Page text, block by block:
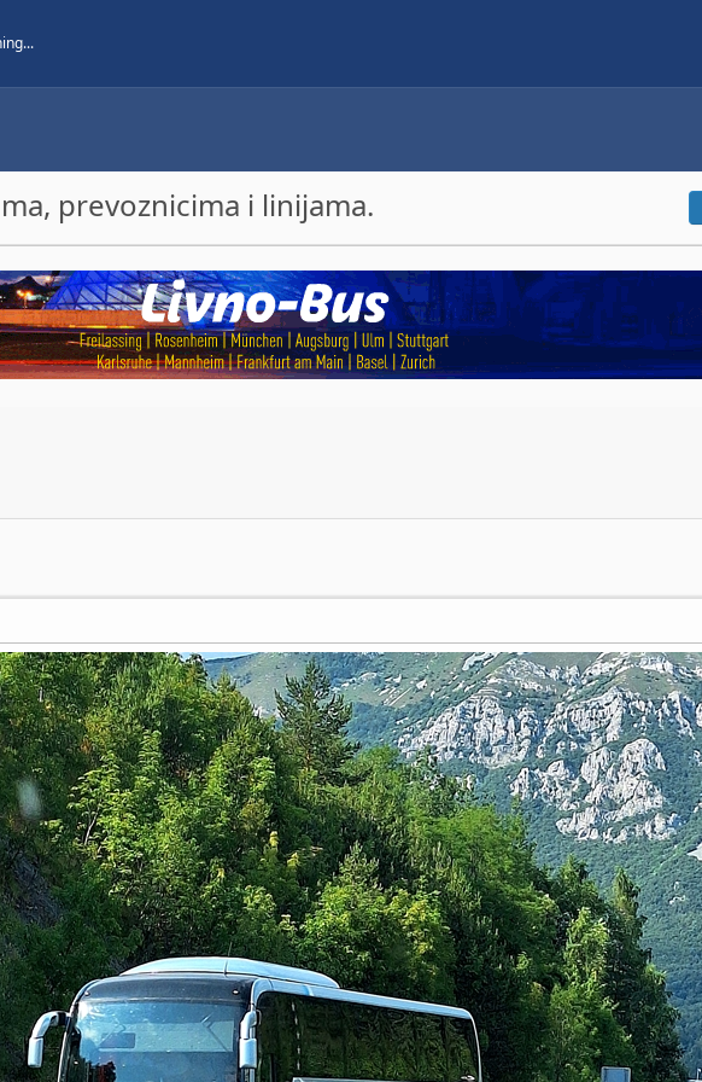
prevoznicima i linijama.